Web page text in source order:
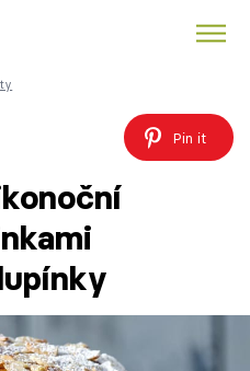
Pin it